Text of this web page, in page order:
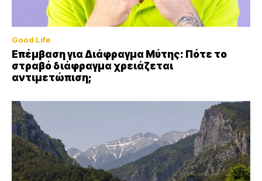
Good Life
Επέμβαση για Διάφραγμα Μύτης: Πότε το
στραβό διάφραγμα χρειάζεται
αντιμετώπιση;